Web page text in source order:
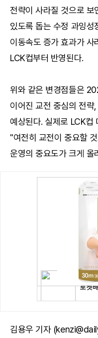
전략이 사라질 것으로 보
있도록 돕는 수정 과잉성
이동속도 증가 효과가 사
LCK컵부터 반영된다.
위와 같은 변경점들은
이어진 교전 중심의 전
예상된다. 실제로 LCK컵
"여전히 교전이 중요할
운영의 중요도가 크게 올
김용우 기자